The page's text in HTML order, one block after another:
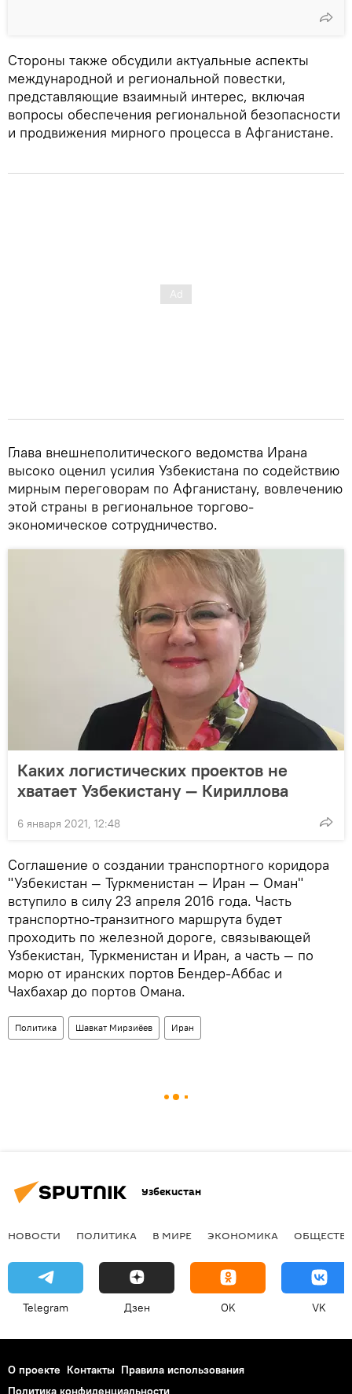
Стороны также обсудили актуальные аспекты
международной и региональной повестки,
представляющие взаимный интерес, включая
вопросы обеспечения региональной безопасности
и продвижения мирного процесса в Афганистане.
Глава внешнеполитического ведомства Ирана
высоко оценил усилия Узбекистана по содействию
мирным переговорам по Афганистану, вовлечению
этой страны в региональное торгово-
экономическое сотрудничество.
Каких логистических проектов не
хватает Узбекистану — Кириллова
6 января 2021, 12:48
Соглашение о создании транспортного коридора
"Узбекистан — Туркменистан — Иран — Оман"
вступило в силу 23 апреля 2016 года. Часть
транспортно-транзитного маршрута будет
проходить по железной дороге, связывающей
Узбекистан, Туркменистан и Иран, а часть — по
морю от иранских портов Бендер-Аббас и
Чахбахар до портов Омана.
Политика Шавкат Мирзиёев Иран
Узбекистан
НОВОСТИ ПОЛИТИКА В МИРЕ ЭКОНОМИКА
Telegram Дзен OK VK
О проекте Контакты Правила использования
Политика конфиденциальности